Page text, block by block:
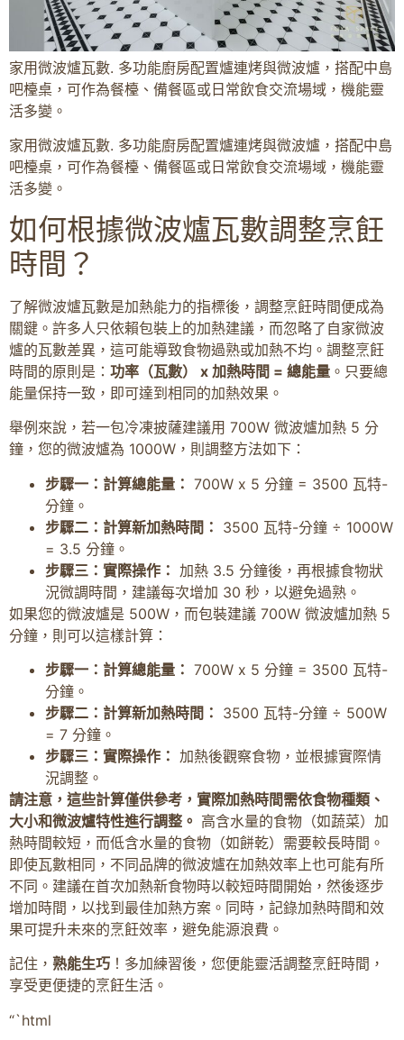
家用微波爐瓦數. 多功能廚房配置爐連烤與微波爐，搭配中島
吧檯桌，可作為餐檯、備餐區或日常飲食交流場域，機能靈
活多變。
家用微波爐瓦數. 多功能廚房配置爐連烤與微波爐，搭配中島
吧檯桌，可作為餐檯、備餐區或日常飲食交流場域，機能靈
活多變。
如何根據微波爐瓦數調整烹飪
時間？
了解微波爐瓦數是加熱能力的指標後，調整烹飪時間便成為
關鍵。許多人只依賴包裝上的加熱建議，而忽略了自家微波
爐的瓦數差異，這可能導致食物過熟或加熱不均。調整烹飪
時間的原則是： 功率（瓦數） x 加熱時間 = 總能量 。只要總
能量保持一致，即可達到相同的加熱效果。
舉例來說，若一包冷凍披薩建議用 700W 微波爐加熱 5 分
鐘，您的微波爐為 1000W，則調整方法如下：
步驟一：計算總能量： 700W x 5 分鐘 = 3500 瓦特-
分鐘。
步驟二：計算新加熱時間： 3500 瓦特-分鐘 ÷ 1000W
= 3.5 分鐘。
步驟三：實際操作： 加熱 3.5 分鐘後，再根據食物狀
況微調時間，建議每次增加 30 秒，以避免過熟。
如果您的微波爐是 500W，而包裝建議 700W 微波爐加熱 5
分鐘，則可以這樣計算：
步驟一：計算總能量： 700W x 5 分鐘 = 3500 瓦特-
分鐘。
步驟二：計算新加熱時間： 3500 瓦特-分鐘 ÷ 500W
= 7 分鐘。
步驟三：實際操作： 加熱後觀察食物，並根據實際情
況調整。
請注意，這些計算僅供參考，實際加熱時間需依食物種類、
大小和微波爐特性進行調整。 高含水量的食物（如蔬菜）加
熱時間較短，而低含水量的食物（如餅乾）需要較長時間。
即使瓦數相同，不同品牌的微波爐在加熱效率上也可能有所
不同。建議在首次加熱新食物時以較短時間開始，然後逐步
增加時間，以找到最佳加熱方案。同時，記錄加熱時間和效
果可提升未來的烹飪效率，避免能源浪費。
記住， 熟能生巧 ！多加練習後，您便能靈活調整烹飪時間，
享受更便捷的烹飪生活。
“`html